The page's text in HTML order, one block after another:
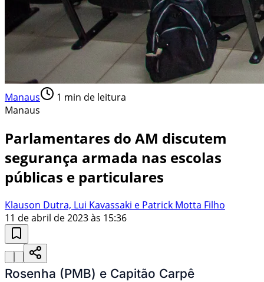
Manaus 1 min de leitura
Manaus
Parlamentares do AM discutem
segurança armada nas escolas
públicas e particulares
Klauson Dutra, Lui Kavassaki e Patrick Motta Filho
11 de abril de 2023 às 15:36
Rosenha (PMB) e Capitão Carpê